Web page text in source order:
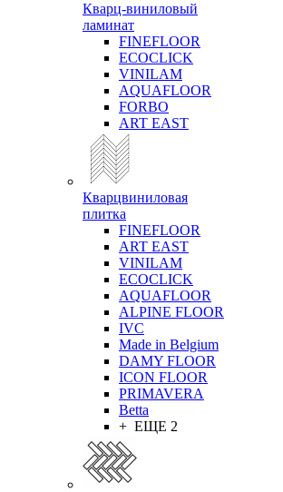
Кварц-виниловый
ламинат
FINEFLOOR
ECOCLICK
VINILAM
AQUAFLOOR
FORBO
ART EAST
Кварцвиниловая
плитка
FINEFLOOR
ART EAST
VINILAM
ECOCLICK
AQUAFLOOR
ALPINE FLOOR
IVC
Made in Belgium
DAMY FLOOR
ICON FLOOR
PRIMAVERA
Betta
+ ЕЩЕ 2